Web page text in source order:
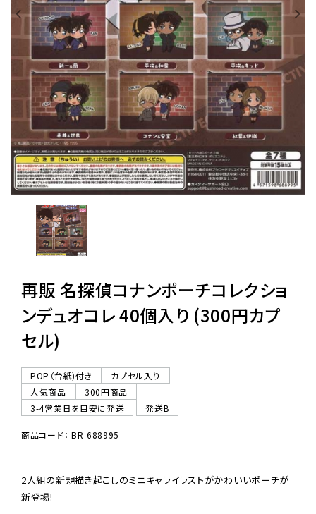
販促用空カプセル
レンタル
景品・玩具・文具
販促用カプセルトイ
よくあるご質問
06-6282-7659
再販 名探偵コナンポーチコレクショ
ンデュオコレ 40個入り (300円カプ
セル)
POP（台紙)付き
カプセル入り
人気商品
300円商品
3-4営業日を目安に発送
発送B
商品コード： BR-688995
2人組の新規描き起こしのミニキャライラストがかわいいポーチが
新登場!